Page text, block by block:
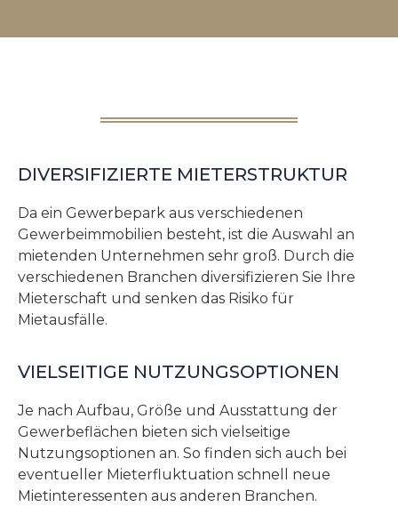
DIVERSIFIZIERTE MIETERSTRUKTUR
Da ein Gewerbepark aus verschiedenen
Gewerbeimmobilien besteht, ist die Auswahl an
mietenden Unternehmen sehr groß. Durch die
verschiedenen Branchen diversifizieren Sie Ihre
Mieterschaft und senken das Risiko für
Mietausfälle.
VIELSEITIGE NUTZUNGSOPTIONEN
Je nach Aufbau, Größe und Ausstattung der
Gewerbeflächen bieten sich vielseitige
Nutzungsoptionen an. So finden sich auch bei
eventueller Mieterfluktuation schnell neue
Mietinteressenten aus anderen Branchen.